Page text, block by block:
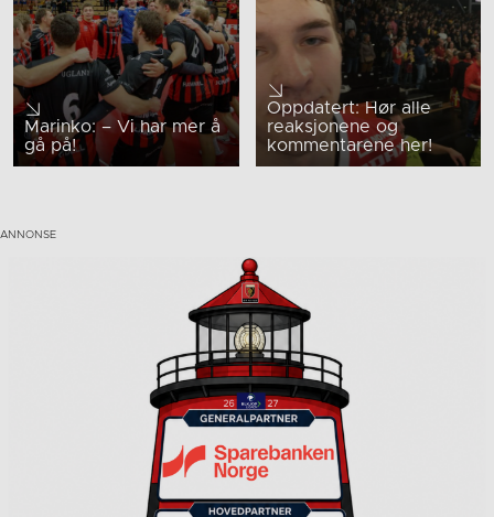
Marinko: – Vi har mer å
gå på!
Oppdatert: Hør alle
reaksjonene og
kommentarene her!